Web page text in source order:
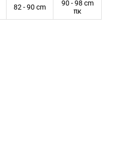
82 - 90 cm
90 - 98 cm
πκ